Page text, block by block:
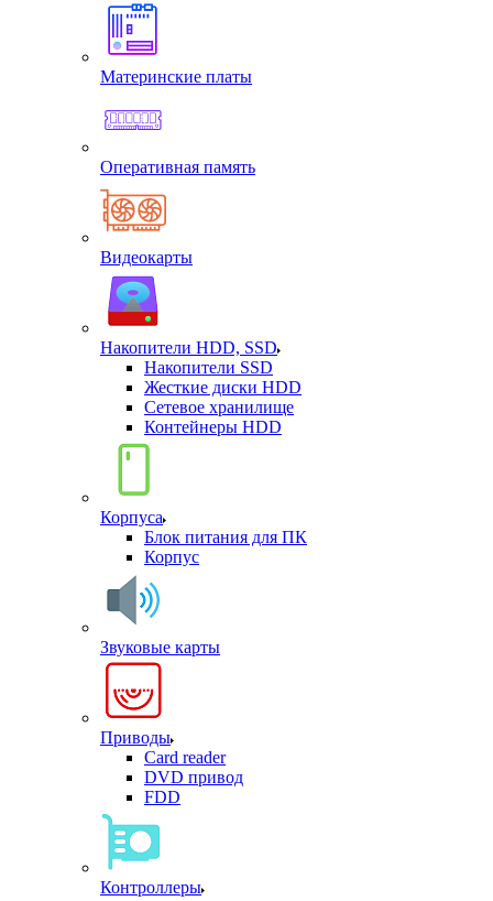
Материнские платы
Оперативная память
Видеокарты
Накопители HDD, SSD
Накопители SSD
Жесткие диски HDD
Сетевое хранилище
Контейнеры HDD
Корпуса
Блок питания для ПК
Корпус
Звуковые карты
Приводы
Card reader
DVD привод
FDD
Контроллеры